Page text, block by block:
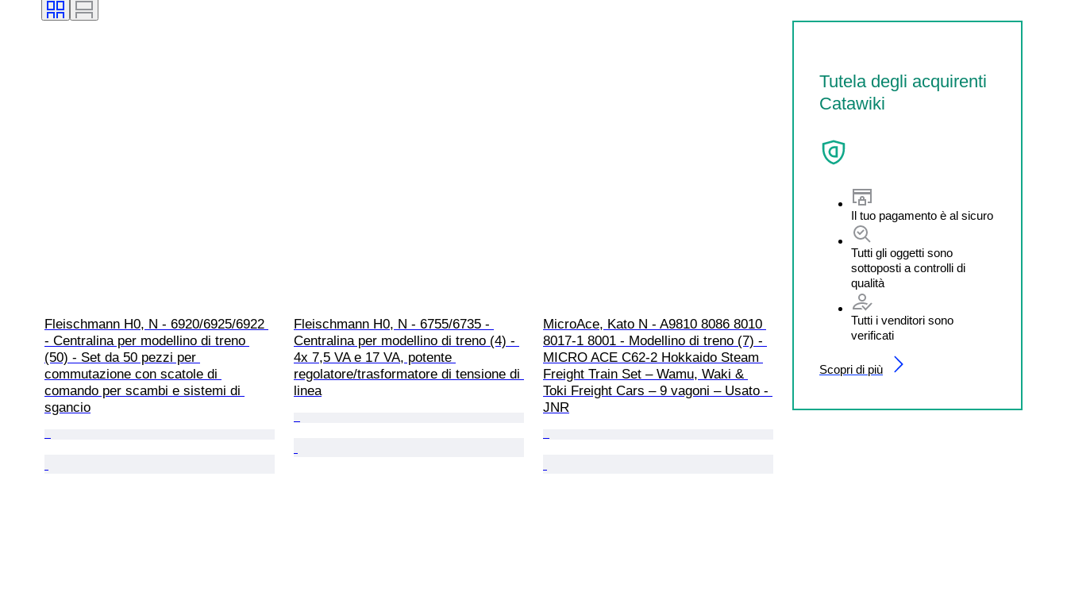
Tutela degli acquirenti
Catawiki
Il tuo pagamento è al sicuro
Tutti gli oggetti sono
sottoposti a controlli di
qualità
Tutti i venditori sono
verificati
Scopri di più
Fleischmann H0, N - 6920/6925/6922
- Centralina per modellino di treno
(50) - Set da 50 pezzi per
commutazione con scatole di
comando per scambi e sistemi di
sgancio
Fleischmann H0, N - 6755/6735 -
Centralina per modellino di treno (4) -
4x 7,5 VA e 17 VA, potente
regolatore/trasformatore di tensione di
linea
MicroAce, Kato N - A9810 8086 8010
8017-1 8001 - Modellino di treno (7) -
MICRO ACE C62-2 Hokkaido Steam
Freight Train Set – Wamu, Waki &
Toki Freight Cars – 9 vagoni – Usato -
JNR